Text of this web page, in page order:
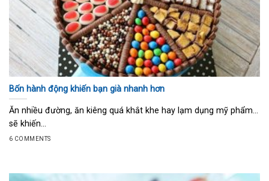
Bốn hành động khiến bạn già nhanh hơn
Ăn nhiều đường, ăn kiêng quá khắt khe hay lạm dụng mỹ phẩm…
sẽ khiến...
6 COMMENTS